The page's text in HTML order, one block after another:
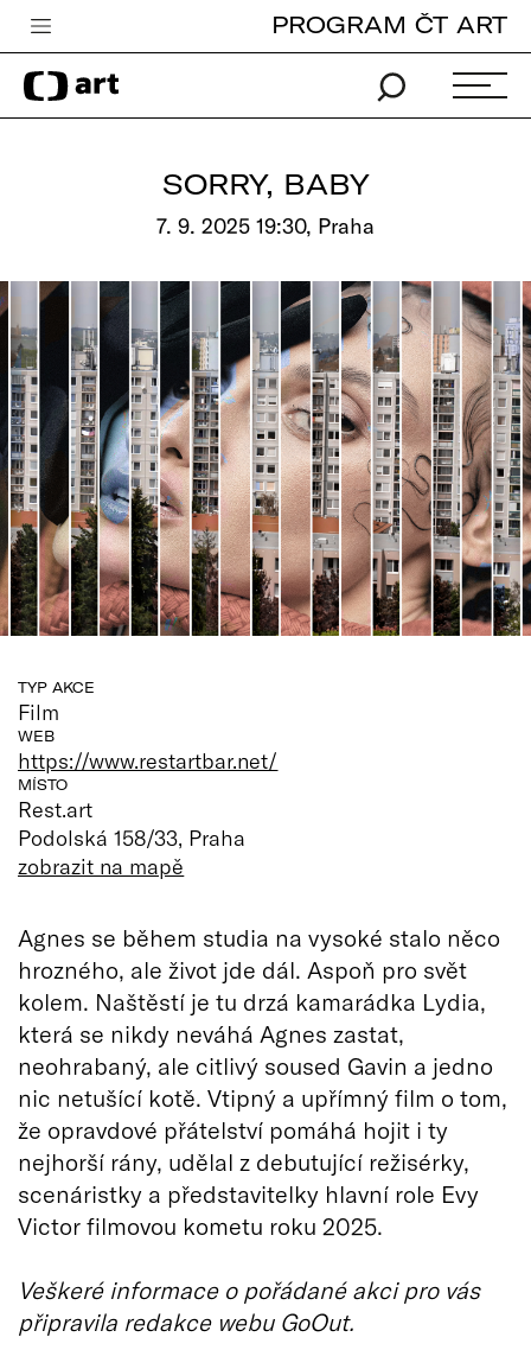
Česká televize
Zpravodajství
Pro děti
edu
Vše o ČT
PROGRAM ČT ART
SORRY, BABY
7. 9. 2025 19:30, Praha
TYP AKCE
Film
WEB
https://www.restartbar.net/
MÍSTO
Rest.art
Podolská 158/33, Praha
zobrazit na mapě
Agnes se během studia na vysoké stalo něco
hrozného, ale život jde dál. Aspoň pro svět
kolem. Naštěstí je tu drzá kamarádka Lydia,
která se nikdy neváhá Agnes zastat,
neohrabaný, ale citlivý soused Gavin a jedno
nic netušící kotě. Vtipný a upřímný film o tom,
že opravdové přátelství pomáhá hojit i ty
nejhorší rány, udělal z debutující režisérky,
scenáristky a představitelky hlavní role Evy
Victor filmovou kometu roku 2025.
Veškeré informace o pořádané akci pro vás
připravila redakce webu GoOut.